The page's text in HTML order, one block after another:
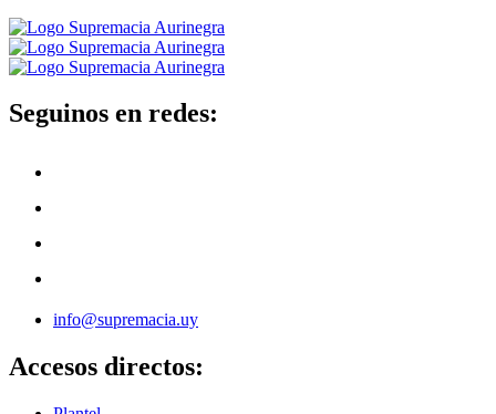
Seguinos en redes:
info@supremacia.uy
Accesos directos: